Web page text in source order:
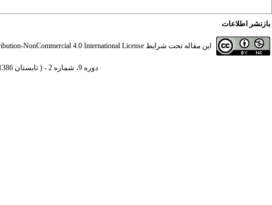
بازنشر اطلاعات
این مقاله تحت شرایط NonCommercial 4.0 International License
دوره 9، شماره 2 - ( تابستان 1386 )